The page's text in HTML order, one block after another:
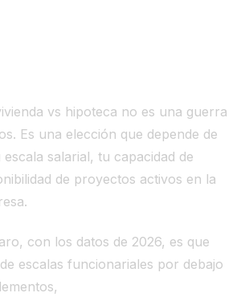
vs hipoteca no es una guerra
Es una elección que depende de
salarial, tu capacidad de
de proyectos activos en la
con los datos de 2026, es que
escalas funcionariales por debajo